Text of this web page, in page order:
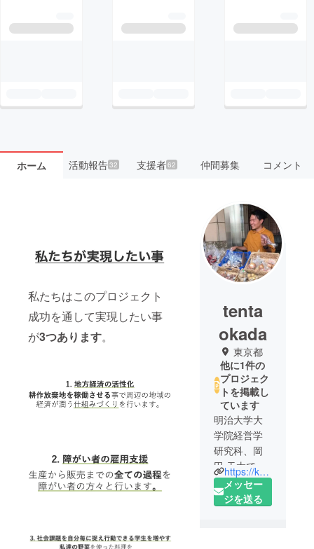
ホーム 活動報告32 支援者62 仲間募集 コメント
私たちはこのプロジェクト
成功を通して実現したい事
が3つあります。
tenta
okada
東京都
他に1件の
プロジェク
トを掲載し
ています
明治大学大
学院経営学
研究科、岡
田 天太で
す。
https://kakewa.work/
メッセー
ジを送る